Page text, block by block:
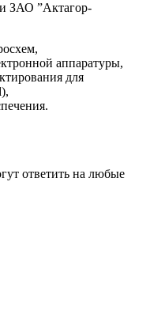
ЗАО ”Актагор-
аппаратуры,
для
ответить на любые